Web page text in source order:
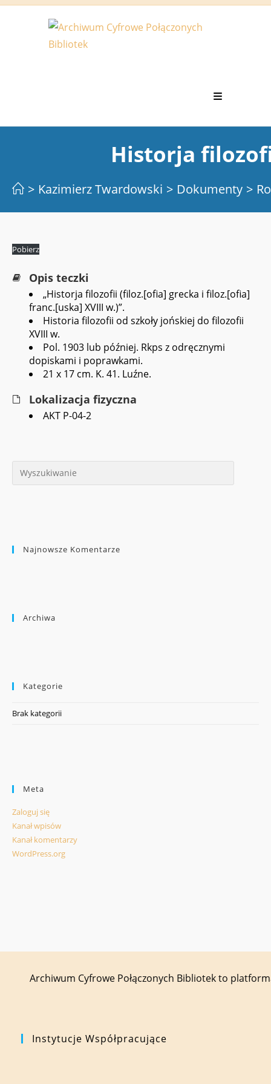
Koniec
Historja
> Kazimierz Twardowski > Dokumenty >
Pobierz
Opis teczki
„Historja filozofii (filoz.[ofia] grecka i filoz.[ofia]
franc.[uska] XVIII w.)”.
Historia filozofii od szkoły jońskiej do filozofii
XVIII w.
Pol. 1903 lub później. Rkps z odręcznymi
dopiskami i poprawkami.
21 x 17 cm. K. 41. Luźne.
Lokalizacja fizyczna
AKT P-04-2
Najnowsze Komentarze
Archiwa
Kategorie
Brak kategorii
Meta
Zaloguj się
Kanał wpisów
Kanał komentarzy
WordPress.org
Archiwum Cyfrowe Połączonych Bibliotek to
Instytucje Współpracujące